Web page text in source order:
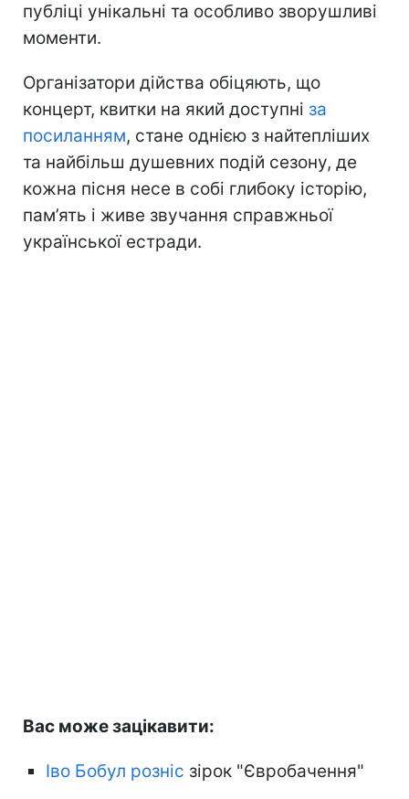
публіці унікальні та особливо зворушливі
моменти.
Організатори дійства обіцяють, що
концерт, квитки на який доступні за
посиланням, стане однією з найтепліших
та найбільш душевних подій сезону, де
кожна пісня несе в собі глибоку історію,
пам’ять і живе звучання справжньої
української естради.
Вас може зацікавити:
Іво Бобул розніс зірок "Євробачення"